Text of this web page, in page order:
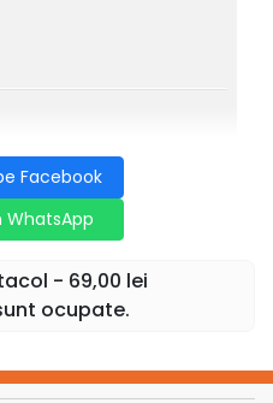
Facebook
WhatsApp
- 69,00 lei
ocupate.